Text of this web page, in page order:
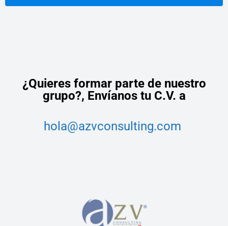
¿Quieres formar parte de nuestro
grupo?, Envíanos tu C.V. a
hola@azvconsulting.com